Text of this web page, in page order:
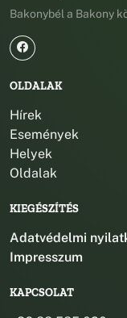
Bakonybél a Bakony
OLDALAK
Hírek
Események
Helyek
Oldalak
KIEGÉSZÍTÉS
Adatvédelmi
Impresszum
KAPCSOLAT